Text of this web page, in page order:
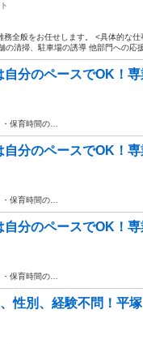
全般をお任せします。 <具体的な
清掃、駐車場の誘導 他部門への応
分のペースでOK！専
保育時間の…
分のペースでOK！専
保育時間の…
分のペースでOK！専
保育時間の…
性別、経験不問！平